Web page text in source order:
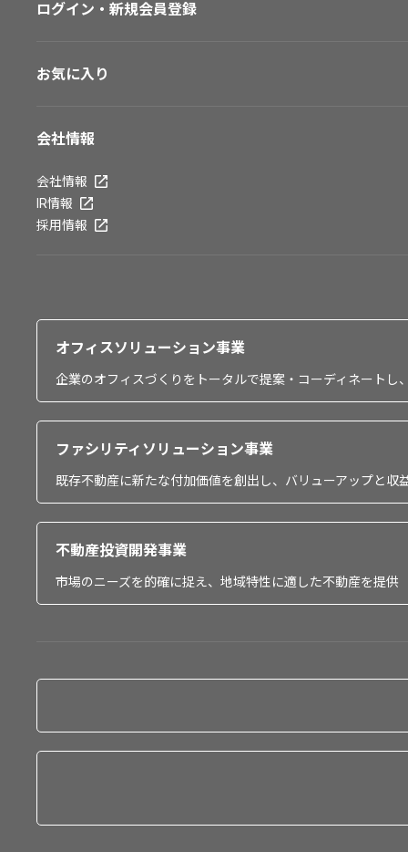
ログイン・新規会員登録
お気に入り
会社情報
会社情報
IR情報
採用情報
オフィスソリューション事業
企業のオフィスづくりをトータルで提案・コーディネート
ファシリティソリューション事業
既存不動産に新たな付加価値を創出し、バリューアップと収
不動産投資開発事業
市場のニーズを的確に捉え、地域特性に適した不動産を提供